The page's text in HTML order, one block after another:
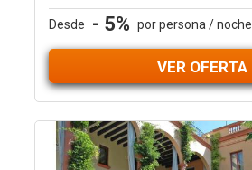
Desde - 5% por persona / noche
VER OFERTA